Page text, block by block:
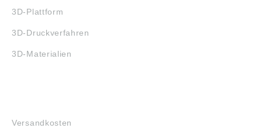
3D-Plattform
3D-Druckverfahren
3D-Materialien
Versandkosten